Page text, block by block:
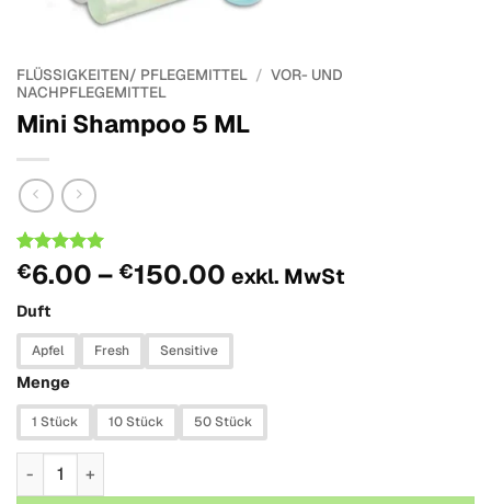
FLÜSSIGKEITEN/ PFLEGEMITTEL / VOR- UND
NACHPFLEGEMITTEL
Mini Shampoo 5 ML
Bemessungs
-5out of
5 based on
1
customer
rating
€6.00– €150.00Price
€6.00
€150.00
exkl. MwSt
Duft
Apfel Fresh Sensitive
Menge
1 Stück 10 Stück 50 Stück
Mini Shampoo 5 ML Menge